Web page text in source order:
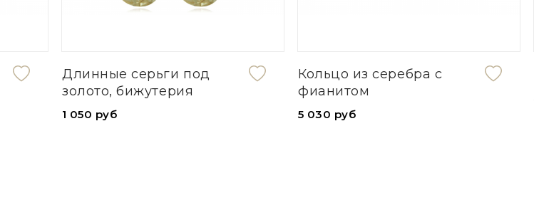
Кольцо из серебра с
фианитом
5 030 руб
Серьги из серебра
5 080 руб